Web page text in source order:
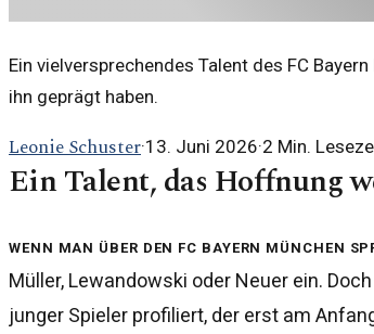
Ein vielversprechendes Talent des FC
ihn geprägt haben.
Leonie Schuster·13. Juni 2026·2 Min.
Ein Talent, das Hoffnung
Wenn man über den FC Bayern München
Müller, Lewandowski oder Neuer ein.
junger Spieler profiliert, der erst am